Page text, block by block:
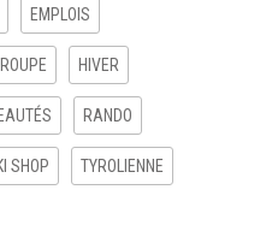
EMPLOIS
HIVER
RANDO
SHOP TYROLIENNE